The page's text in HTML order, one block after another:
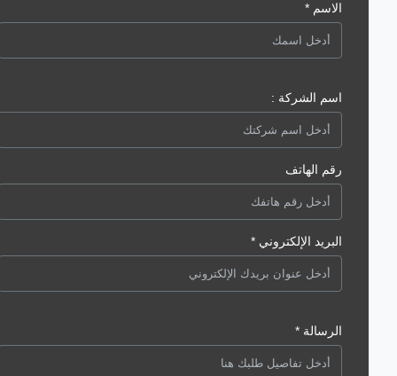
الاسم *
اسم الشركة :
رقم الهاتف
البريد الإلكتروني *
الرسالة *